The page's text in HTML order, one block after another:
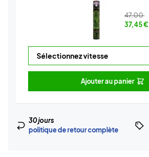
47,00
37,45€
Ajouter au panier
30 jours
politique de retour complète